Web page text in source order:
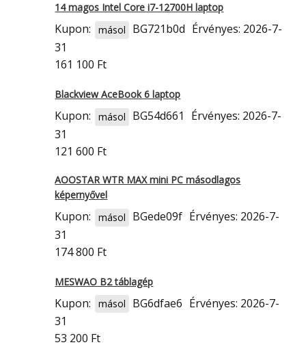
14 magos Intel Core i7-12700H laptop
Kupon: másol BG721b0d Érvényes: 2026-7-
31
161 100 Ft
Blackview AceBook 6 laptop
Kupon: másol BG54d661
Érvényes: 2026-7-
31
121 600 Ft
AOOSTAR WTR MAX mini PC másodlagos
képernyővel
Kupon: másol BGede09f Érvényes: 2026-7-
31
174 800 Ft
MESWAO B2 táblagép
Kupon: másol BG6dfae6 Érvényes: 2026-7-
31
53 200 Ft